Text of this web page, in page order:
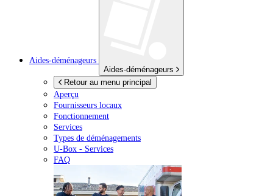
Aides-déménageurs
Aides-déménageurs
Retour au menu principal
Aperçu
Fournisseurs locaux
Fonctionnement
Services
Types de déménagements
U-Box - Services
FAQ